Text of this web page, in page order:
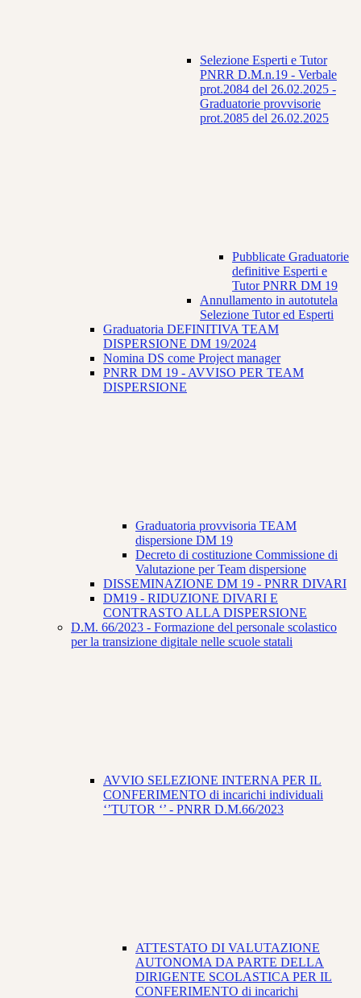
Selezione Esperti e Tutor
PNRR D.M.n.19 - Verbale
prot.2084 del 26.02.2025 -
Graduatorie provvisorie
prot.2085 del 26.02.2025
Pubblicate Graduatorie
definitive Esperti e
Tutor PNRR DM 19
Annullamento in autotutela
Selezione Tutor ed Esperti
Graduatoria DEFINITIVA TEAM
DISPERSIONE DM 19/2024
Nomina DS come Project manager
PNRR DM 19 - AVVISO PER TEAM
DISPERSIONE
Graduatoria provvisoria TEAM
dispersione DM 19
Decreto di costituzione Commissione di
Valutazione per Team dispersione
DISSEMINAZIONE DM 19 - PNRR DIVARI
DM19 - RIDUZIONE DIVARI E
CONTRASTO ALLA DISPERSIONE
D.M. 66/2023 - Formazione del personale scolastico
per la transizione digitale nelle scuole statali
AVVIO SELEZIONE INTERNA PER IL
CONFERIMENTO di incarichi individuali
‘’TUTOR ‘’ - PNRR D.M.66/2023
ATTESTATO DI VALUTAZIONE
AUTONOMA DA PARTE DELLA
DIRIGENTE SCOLASTICA PER IL
CONFERIMENTO di incarichi